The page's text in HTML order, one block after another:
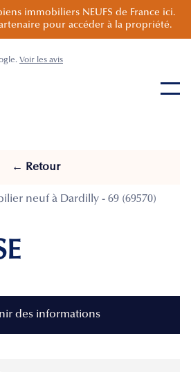
immobiliers NEUFS de France ici.
pour accéder à la propriété.
Voir les avis
← Retour
neuf à Dardilly - 69 (69570)
des informations